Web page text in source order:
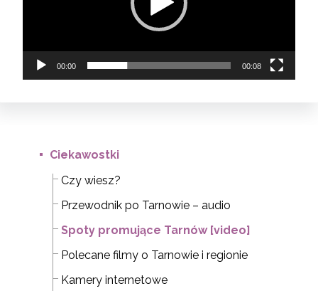
00:00 00:08
Ciekawostki
Czy wiesz?
Przewodnik po Tarnowie – audio
Spoty promujące Tarnów [video]
Polecane filmy o Tarnowie i regionie
Kamery internetowe